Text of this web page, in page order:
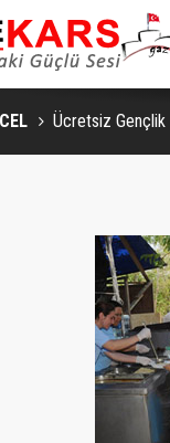
Ücretsiz Gençlik